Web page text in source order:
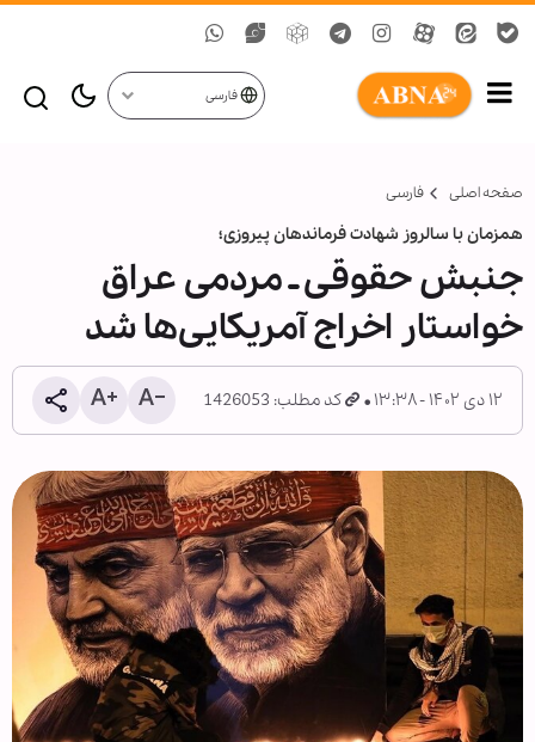
فارسی
صفحه اصلی فارسی
همزمان با سالروز شهادت فرماندهان پیروزی؛
جنبش حقوقی ـ مردمی عراق
خواستار اخراج آمریکایی‌ها شد
۱۲ دی ۱۴۰۲ - ۱۳:۳۸ کد مطلب: 1426053